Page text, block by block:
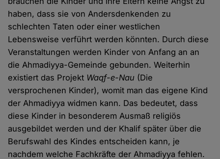
haben, dass sie von Andersdenkenden zu
schlechten Taten oder einer westlichen
Lebensweise verführt werden könnten. Durch diese
Veranstaltungen werden Kinder von Anfang an an
die Ahmadiyya-Gemeinde gebunden. Weiterhin
existiert das Projekt Waqf-e-Nau (Die
versprochenen Kinder), womit man das eigene Kind
der Ahmadiyya widmen kann. Das bedeutet, dass
diese Kinder in besonderem Ausmaß religiös
ausgebildet werden und der Khalif später über die
Berufswahl des Kindes entscheiden kann, je
nachdem welche Fachkräfte der Ahmadiyya fehlen.